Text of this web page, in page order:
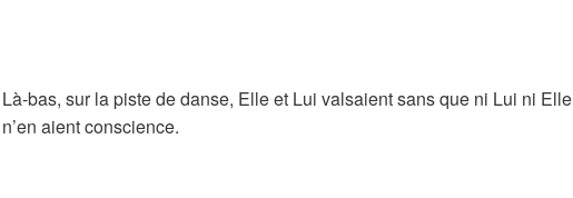
Là-bas, sur la piste de danse, Elle et Lui valsaient sans que ni Lui ni Elle
n’en aient conscience.